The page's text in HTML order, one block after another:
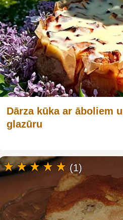
Dārza kūka ar āboliem
glazūru
(1)